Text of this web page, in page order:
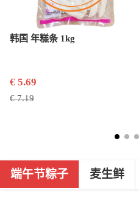
韩国 年糕条 1kg
€ 5.69
€ 7.19
端午节粽子 麦生鲜